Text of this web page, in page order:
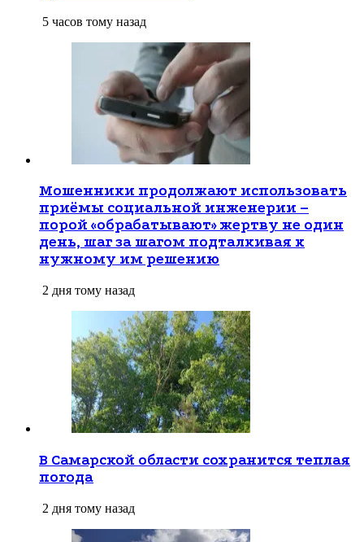
5 часов тому назад
Мошенники продолжают использовать
приёмы социальной инженерии –
порой «обрабатывают» жертву не один
день, шаг за шагом подталкивая к
нужному им решению
2 дня тому назад
В Самарской области сохранится теплая
погода
2 дня тому назад